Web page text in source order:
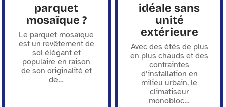
parquet
mosaïque ?
Le parquet mosaïque
est un revêtement de
sol élégant et
populaire en raison
de son originalité et
de…
idéale sans
unité
extérieure
Avec des étés de plus
en plus chauds et des
contraintes
d’installation en
milieu urbain, le
climatiseur
monobloc…